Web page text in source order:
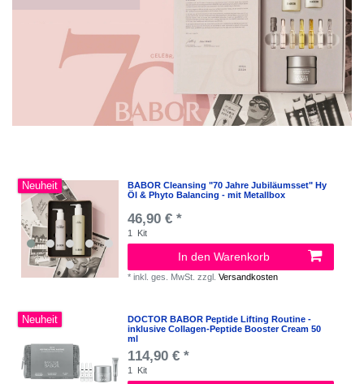
Neuheit
BABOR Cleansing "70 Jahre Jubiläumsset" Hy
Öl & Phyto Balancing - mit Metallbox
46,90 € *
1 Kit
In den Warenkorb
*inkl. ges. MwSt. zzgl.Versandkosten
Neuheit
DOCTOR BABOR Peptide Lifting Routine -
inklusive Collagen-Peptide Booster Cream 50
ml
114,90 € *
1 Kit